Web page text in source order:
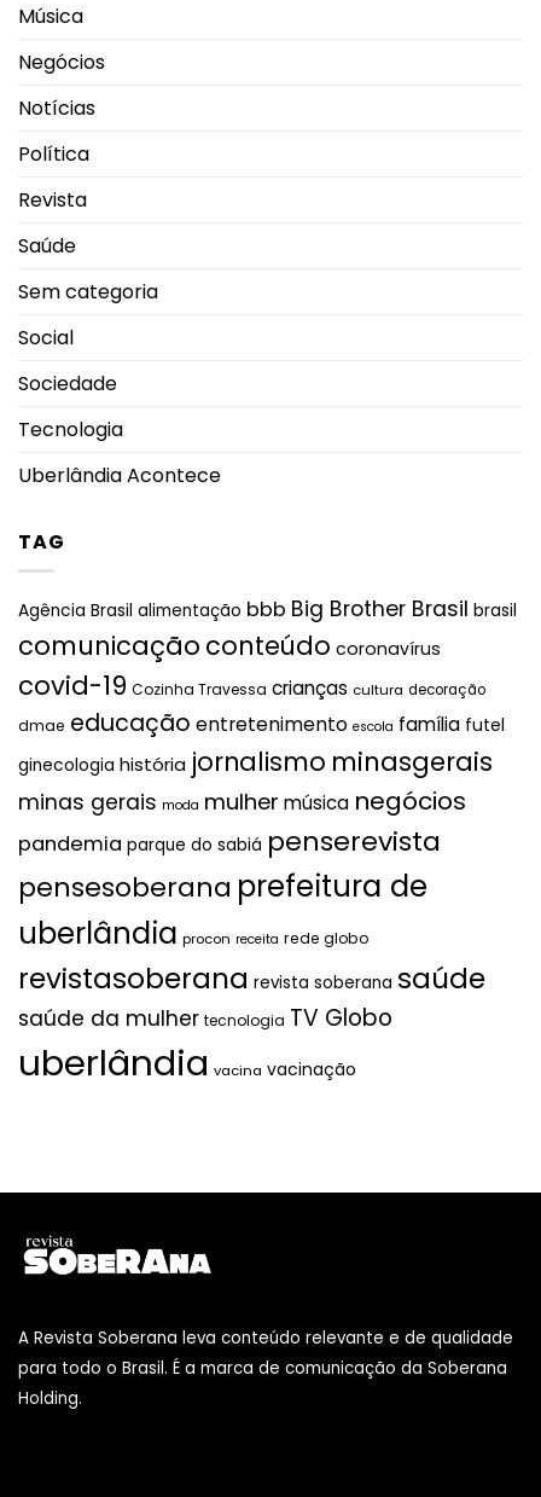
Música
Negócios
Notícias
Política
Revista
Saúde
Sem categoria
Social
Sociedade
Tecnologia
Uberlândia Acontece
TAG
Agência Brasil alimentação bbb Big Brother Brasil brasil
comunicação conteúdo coronavírus
covid-19 Cozinha Travessa crianças cultura decoração
dmae educação entretenimento escola família futel
ginecologia história jornalismo minasgerais
minas gerais moda mulher música negócios
pandemia parque do sabiá penserevista
pensesoberana prefeitura de
uberlândia procon receita rede globo
revistasoberana revista soberana saúde
saúde da mulher tecnologia TV Globo
uberlândia vacina vacinação
A Revista Soberana leva conteúdo relevante e de qualidade
para todo o Brasil. É a marca de comunicação da Soberana
Holding.